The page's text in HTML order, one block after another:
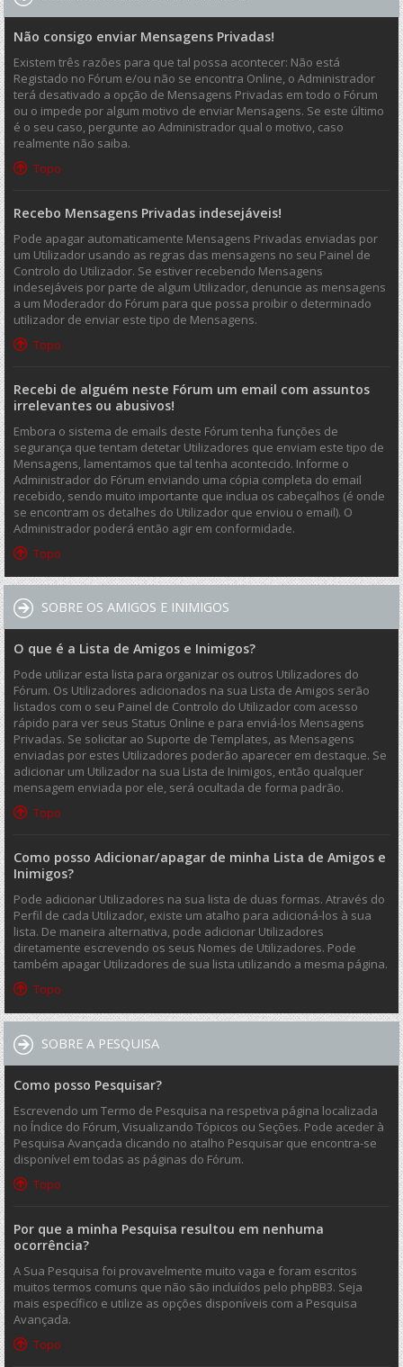
Não consigo enviar Mensagens Privadas!
Existem três razões para que tal possa acontecer: Não está
Registado no Fórum e/ou não se encontra Online, o Administrador
terá desativado a opção de Mensagens Privadas em todo o Fórum
ou o impede por algum motivo de enviar Mensagens. Se este último
é o seu caso, pergunte ao Administrador qual o motivo, caso
realmente não saiba.
Topo
Recebo Mensagens Privadas indesejáveis!
Pode apagar automaticamente Mensagens Privadas enviadas por
um Utilizador usando as regras das mensagens no seu Painel de
Controlo do Utilizador. Se estiver recebendo Mensagens
indesejáveis por parte de algum Utilizador, denuncie as mensagens
a um Moderador do Fórum para que possa proibir o determinado
utilizador de enviar este tipo de Mensagens.
Topo
Recebi de alguém neste Fórum um email com assuntos
irrelevantes ou abusivos!
Embora o sistema de emails deste Fórum tenha funções de
segurança que tentam detetar Utilizadores que enviam este tipo de
Mensagens, lamentamos que tal tenha acontecido. Informe o
Administrador do Fórum enviando uma cópia completa do email
recebido, sendo muito importante que inclua os cabeçalhos (é onde
se encontram os detalhes do Utilizador que enviou o email). O
Administrador poderá então agir em conformidade.
Topo
SOBRE OS AMIGOS E INIMIGOS
O que é a Lista de Amigos e Inimigos?
Pode utilizar esta lista para organizar os outros Utilizadores do
Fórum. Os Utilizadores adicionados na sua Lista de Amigos serão
listados com o seu Painel de Controlo do Utilizador com acesso
rápido para ver seus Status Online e para enviá-los Mensagens
Privadas. Se solicitar ao Suporte de Templates, as Mensagens
enviadas por estes Utilizadores poderão aparecer em destaque. Se
adicionar um Utilizador na sua Lista de Inimigos, então qualquer
mensagem enviada por ele, será ocultada de forma padrão.
Topo
Como posso Adicionar/apagar de minha Lista de Amigos e
Inimigos?
Pode adicionar Utilizadores na sua lista de duas formas. Através do
Perfil de cada Utilizador, existe um atalho para adicioná-los à sua
lista. De maneira alternativa, pode adicionar Utilizadores
diretamente escrevendo os seus Nomes de Utilizadores. Pode
também apagar Utilizadores de sua lista utilizando a mesma página.
Topo
SOBRE A PESQUISA
Como posso Pesquisar?
Escrevendo um Termo de Pesquisa na respetiva página localizada
no Índice do Fórum, Visualizando Tópicos ou Seções. Pode aceder à
Pesquisa Avançada clicando no atalho Pesquisar que encontra-se
disponível em todas as páginas do Fórum.
Topo
Por que a minha Pesquisa resultou em nenhuma
ocorrência?
A Sua Pesquisa foi provavelmente muito vaga e foram escritos
muitos termos comuns que não são incluídos pelo phpBB3. Seja
mais específico e utilize as opções disponíveis com a Pesquisa
Avançada.
Topo